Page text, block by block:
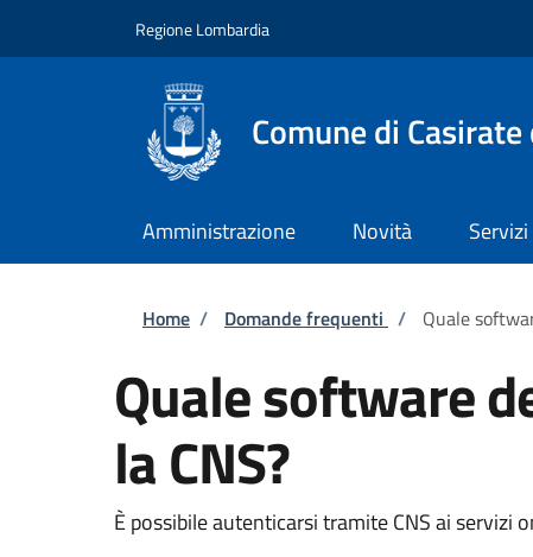
Regione Lombardia
Comune di
Amministrazione Novità Servizi
Briciole di pane
Home / Domande frequenti / Quale
Quale software
la CNS?
È possibile autenticarsi tramite CNS ai